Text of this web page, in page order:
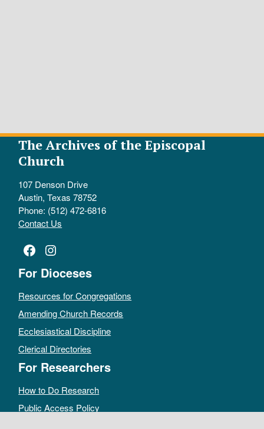
The Archives of the Episcopal
Church
107 Denson Drive
Austin, Texas 78752
Phone: (512) 472-6816
Contact Us
Facebook
Instagram
For Dioceses
Resources for Congregations
Amending Church Records
Ecclesiastical Discipline
Clerical Directories
For Researchers
How to Do Research
Public Access Policy